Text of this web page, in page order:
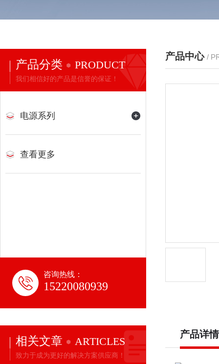
产品分类 PRODUCT
我们相信好的产品是信誉的保证！
电源系列
查看更多
咨询热线：
15220080939
相关文章 ARTICLES
致力于成为更好的解决方案供应商！
产品中心 /
产品详情